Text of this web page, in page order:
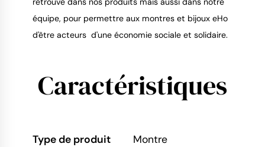
équipe, pour permettre aux montres et bijoux eHo
d'être acteurs d'une économie sociale et solidaire.
Caractéristiques
Type de produit
Montre